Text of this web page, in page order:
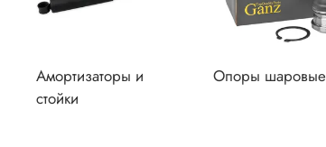
Амортизаторы и
стойки
Опоры шаровые